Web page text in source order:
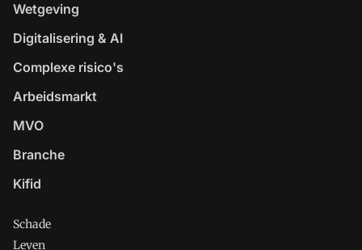
Wetgeving
Digitalisering & AI
Complexe risico's
Arbeidsmarkt
MVO
Branche
Kifid
Schade
Leven